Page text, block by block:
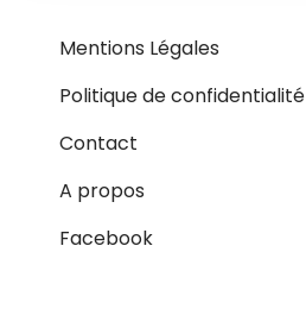
Mentions Légales
Politique de confidentialité
Contact
A propos
Facebook